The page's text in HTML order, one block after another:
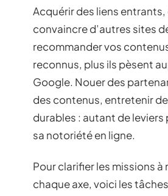
Acquérir des liens entrants,
convaincre d’autres sites
recommander vos
reconnus, plus ils pèsent
Google. Nouer des
des contenus, entretenir
durables : autant de
sa notoriété en ligne.
Pour clarifier les missions à
chaque axe, voici les